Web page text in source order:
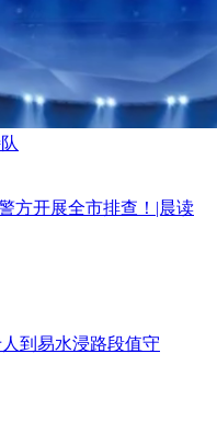
方开展全市排查！|晨读
到易水浸路段值守